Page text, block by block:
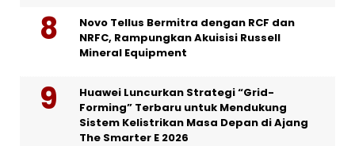
Novo Tellus Bermitra dengan RCF dan
NRFC, Rampungkan Akuisisi Russell
Mineral Equipment
Huawei Luncurkan Strategi “Grid-
Forming” Terbaru untuk Mendukung
Sistem Kelistrikan Masa Depan di Ajang
The Smarter E 2026